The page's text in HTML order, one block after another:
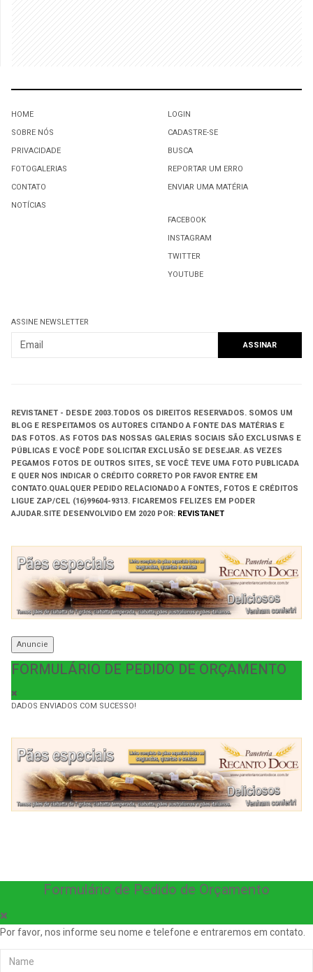
HOME
SOBRE NÓS
PRIVACIDADE
FOTOGALERIAS
CONTATO
NOTÍCIAS
LOGIN
CADASTRE-SE
BUSCA
REPORTAR UM ERRO
ENVIAR UMA MATÉRIA
FACEBOOK
INSTAGRAM
TWITTER
YOUTUBE
ASSINE NEWSLETTER
REVISTANET - DESDE 2003.TODOS OS DIREITOS RESERVADOS. SOMOS UM
BLOG E RESPEITAMOS OS AUTORES CITANDO A FONTE DAS MATÉRIAS E
DAS FOTOS. AS FOTOS DAS NOSSAS GALERIAS SOCIAIS SÃO EXCLUSIVAS E
PÚBLICAS E VOCÊ PODE SOLICITAR EXCLUSÃO SE DESEJAR. AS VEZES
PEGAMOS FOTOS DE OUTROS SITES, SE VOCÊ TEVE UMA FOTO PUBLICADA
E QUER NOS INDICAR O CRÉDITO CORRETO POR FAVOR ENTRE EM
CONTATO.QUALQUER PEDIDO RELACIONADO A FONTES, FOTOS E CRÉDITOS
LIGUE ZAP/CEL (16)99604-9313. FICAREMOS FELIZES EM PODER
AJUDAR.SITE DESENVOLVIDO EM 2020 POR: REVISTANET
Anuncie
FORMULÁRIO DE PEDIDO DE ORÇAMENTO
DADOS ENVIADOS COM SUCESSO!
Formulário de Pedido de Orçamento
Por favor, nos informe seu nome e telefone e entraremos em contato.